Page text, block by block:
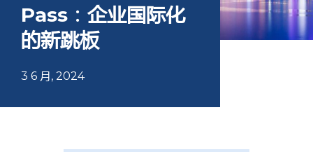
Pass：企业国际化
的新跳板
3 6 月, 2024